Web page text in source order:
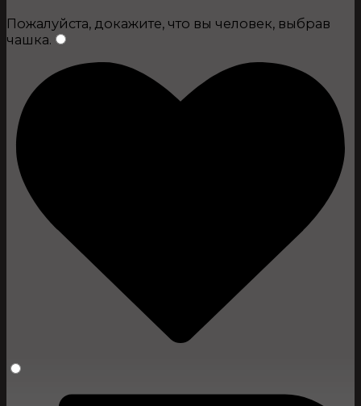
Пожалуйста, докажите, что вы человек, выбрав
чашка.